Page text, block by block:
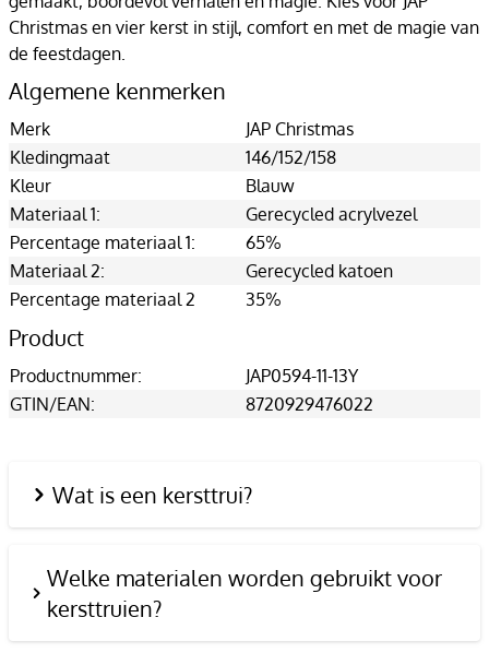
Christmas en vier kerst in stijl, comfort en met de magie van
de feestdagen.
Algemene kenmerken
Merk
JAP Christmas
Kledingmaat
146/152/158
Kleur
Blauw
Materiaal 1:
Gerecycled acrylvezel
Percentage materiaal 1:
65%
Materiaal 2:
Gerecycled katoen
Percentage materiaal 2
35%
Product
Productnummer:
JAP0594-11-13Y
GTIN/EAN:
8720929476022
Wat is een kersttrui?
Welke materialen worden gebruikt voor
kersttruien?